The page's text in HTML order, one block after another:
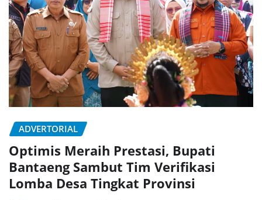
ADVERTORIAL
Optimis Meraih Prestasi, Bupati
Bantaeng Sambut Tim Verifikasi
Lomba Desa Tingkat Provinsi